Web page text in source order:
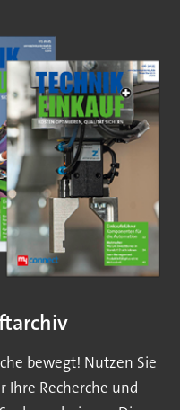
bewegt! Nutzen Sie
Ihre Recherche und